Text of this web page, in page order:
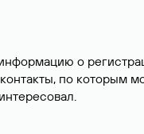
о
по которым